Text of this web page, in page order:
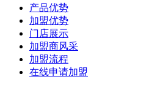
产品优势
加盟优势
门店展示
加盟商风采
加盟流程
在线申请加盟